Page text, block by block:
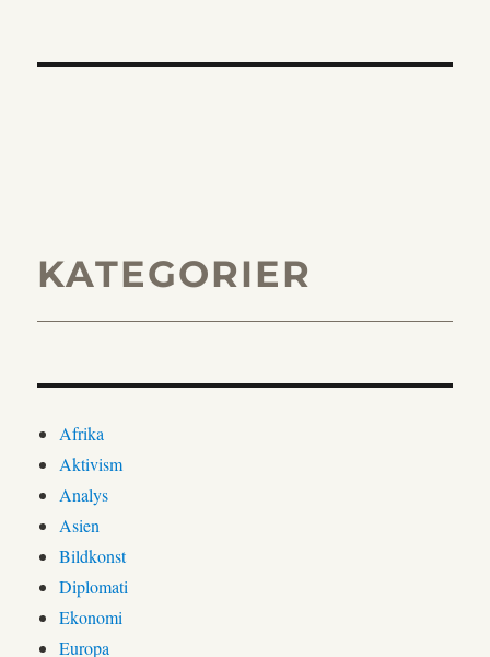
KATEGORIER
Afrika
Aktivism
Analys
Asien
Bildkonst
Diplomati
Ekonomi
Europa